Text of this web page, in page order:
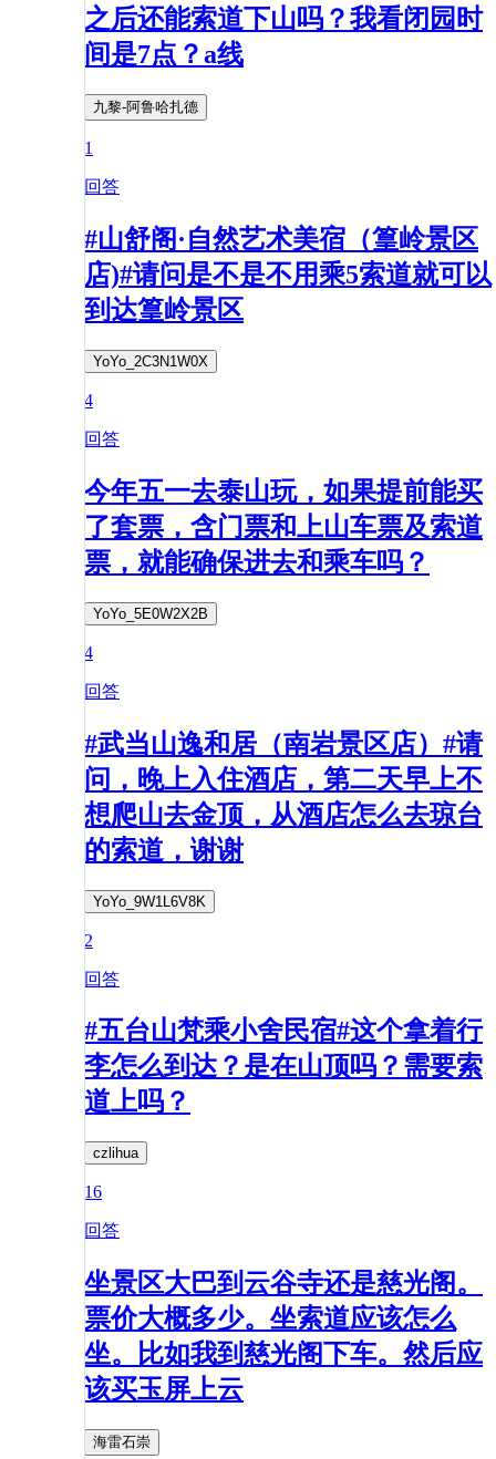
之后还能索道下山吗？我看闭园时
间是7点？a线
九黎-阿鲁哈扎德
1
回答
#山舒阁·自然艺术美宿（篁岭景区
店)#请问是不是不用乘5索道就可以
到达篁岭景区
YoYo_2C3N1W0X
4
回答
今年五一去泰山玩，如果提前能买
了套票，含门票和上山车票及索道
票，就能确保进去和乘车吗？
YoYo_5E0W2X2B
4
回答
#武当山逸和居（南岩景区店）#请
问，晚上入住酒店，第二天早上不
想爬山去金顶，从酒店怎么去琼台
的索道，谢谢
YoYo_9W1L6V8K
2
回答
#五台山梵乘小舍民宿#这个拿着行
李怎么到达？是在山顶吗？需要索
道上吗？
czlihua
16
回答
坐景区大巴到云谷寺还是慈光阁。
票价大概多少。坐索道应该怎么
坐。比如我到慈光阁下车。然后应
该买玉屏上云
海雷石崇